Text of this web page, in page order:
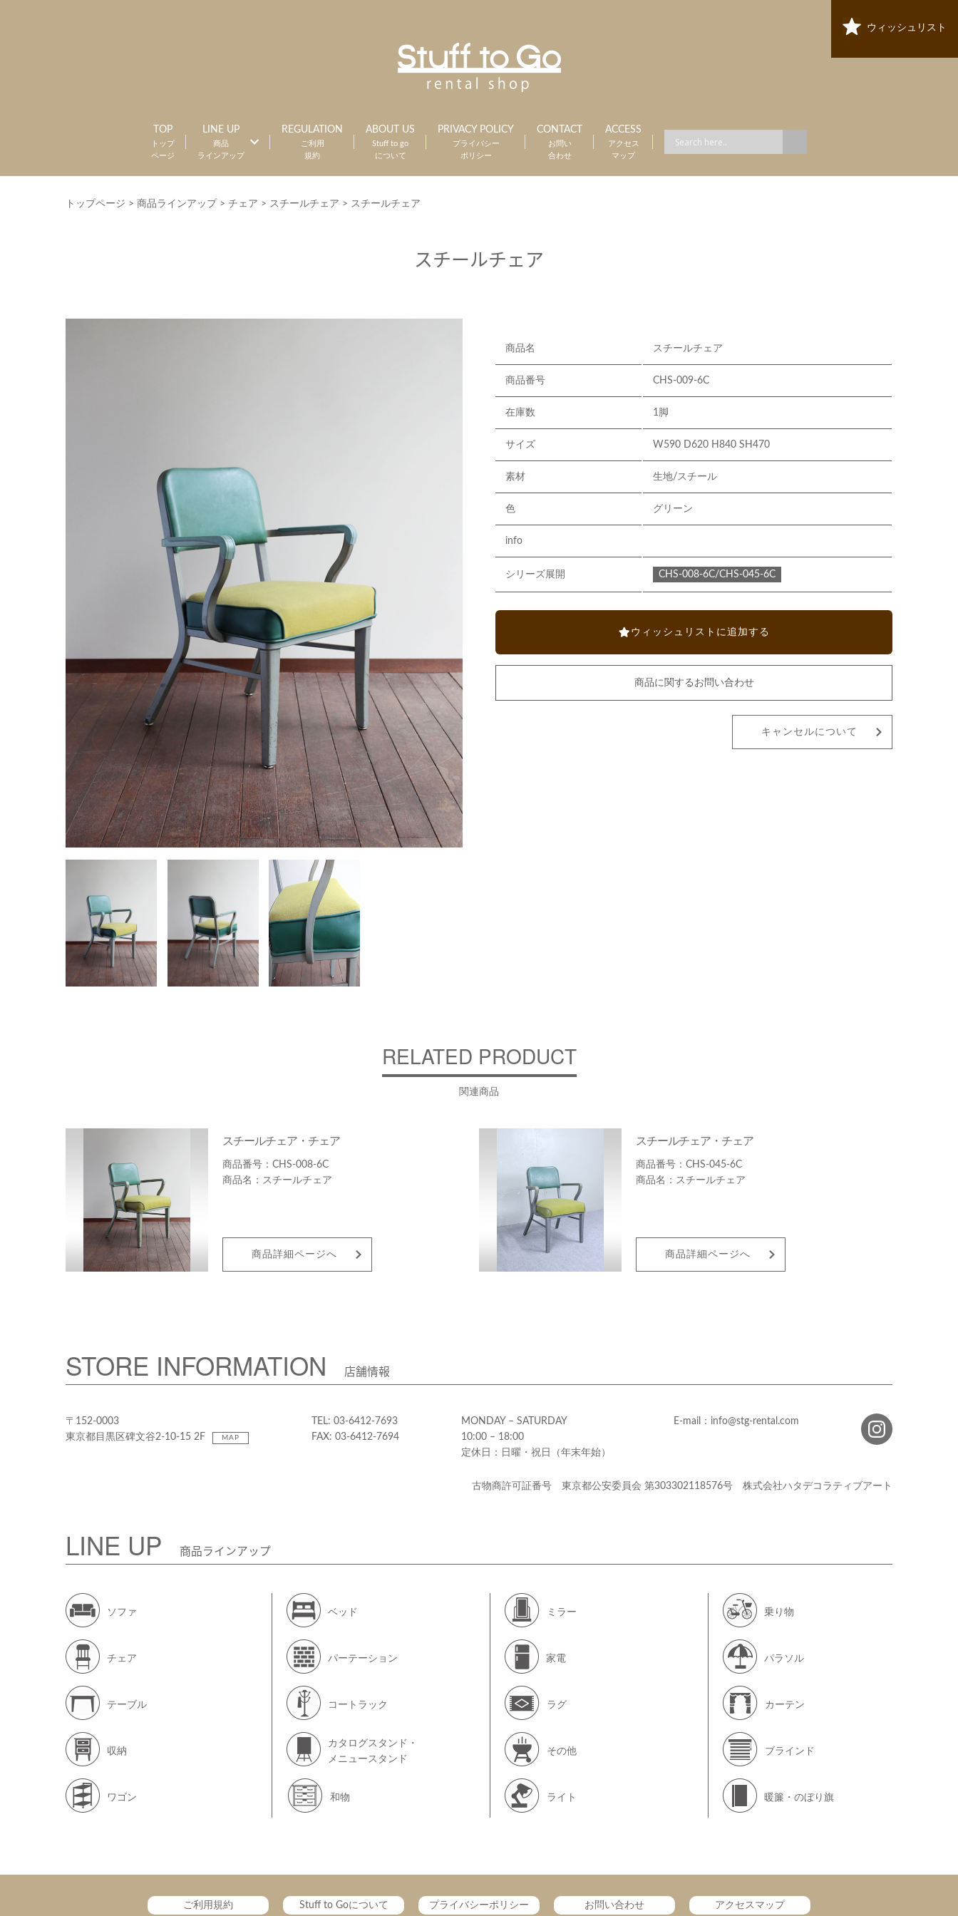
ウィッシュリスト
TOP
トップ
ページ
LINE UP
商品
ラインアップ
REGULATION
ご利用
規約
ABOUT US
Stuff to go
について
PRIVACY POLICY
プライバシー
ポリシー
CONTACT
お問い
合わせ
ACCESS
アクセス
マップ
トップページ > 商品ラインアップ > チェア > スチールチェア > スチールチェア
スチールチェア
商品名 スチールチェア
商品番号 CHS-009-6C
在庫数 1脚
サイズ W590 D620 H840 SH470
素材 生地/スチール
色 グリーン
info
シリーズ展開 CHS-008-6C/CHS-045-6C
ウィッシュリストに追加する
商品に関するお問い合わせ
キャンセルについて
RELATED PRODUCT
関連商品
スチールチェア・チェア
CHS-008-6C
スチールチェア
商品詳細ページへ
スチールチェア・チェア
CHS-045-6C
スチールチェア
商品詳細ページへ
STORE INFORMATION 店舗情報
〒152-0003
東京都目黒区碑文谷2-10-15 2F
MAP
TEL: 03-6412-7693
FAX: 03-6412-7694
MONDAY – SATURDAY
10:00 – 18:00
定休日：日曜・祝日（年末年始）
E-mail：info@stg-rental.com
古物商許可証番号 東京都公安委員会 第303302118576号 株式会社ハタデコラティブアート
LINE UP 商品ラインアップ
ソファ
チェア
テーブル
収納
ワゴン
ベッド
パーテーション
コートラック
カタログスタンド・
メニュースタンド
和物
ミラー
家電
ラグ
その他
ライト
乗り物
パラソル
カーテン
ブラインド
暖簾・のぼり旗
ご利用規約 Stuff to Goについて プライバシーポリシー お問い合わせ アクセスマップ